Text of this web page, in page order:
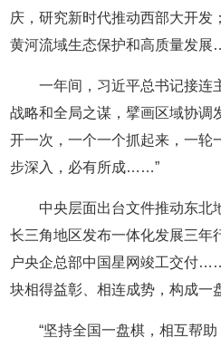
庆，研究新时代推动西部大开发
黄河流域生态保护和高质量发
一年间，习近平总书记接连
战略和全局之谋，擘画区域协调
开一次，一个一个抓起来，一轮
步深入，必有所成……”
中央层面出台文件推动东北
长三角地区发布一体化发展三年
户央企总部中国星网竣工交付
块相得益彰、相连成势，构成一
“坚持全国一盘棋，相互帮